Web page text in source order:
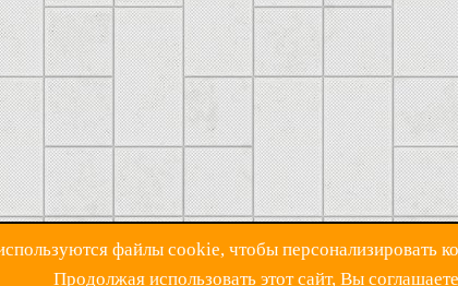
файлы cookie, чтобы персонализировать
Продолжая использовать этот сайт, Вы